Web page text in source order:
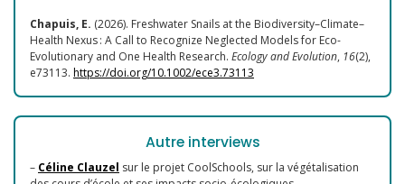
Chapuis, E. (2026). Freshwater Snails at the Biodiversity–Climate–
Health Nexus : A Call to Recognize Neglected Models for Eco-
Evolutionary and One Health Research. Ecology and Evolution, 16(2),
e73113. https://doi.org/10.1002/ece3.73113
Autre interviews
– Céline Clauzel sur le projet CoolSchools, sur la végétalisation